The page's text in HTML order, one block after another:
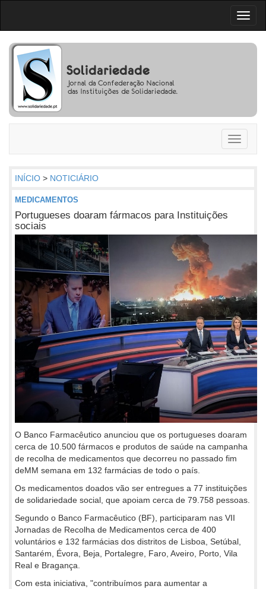
Toggle
INÍCIO > NOTICIÁRIO
MEDICAMENTOS
Portugueses doaram fármacos para Instituições
sociais
O Banco Farmacêutico anunciou que os portugueses doaram
cerca de 10.500 fármacos e produtos de saúde na campanha
de recolha de medicamentos que decorreu no passado fim
deMM semana em 132 farmácias de todo o país.
Os medicamentos doados vão ser entregues a 77 instituições
de solidariedade social, que apoiam cerca de 79.758 pessoas.
Segundo o Banco Farmacêutico (BF), participaram nas VII
Jornadas de Recolha de Medicamentos cerca de 400
voluntários e 132 farmácias dos distritos de Lisboa, Setúbal,
Santarém, Évora, Beja, Portalegre, Faro, Aveiro, Porto, Vila
Real e Bragança.
Com esta iniciativa, "contribuímos para aumentar a